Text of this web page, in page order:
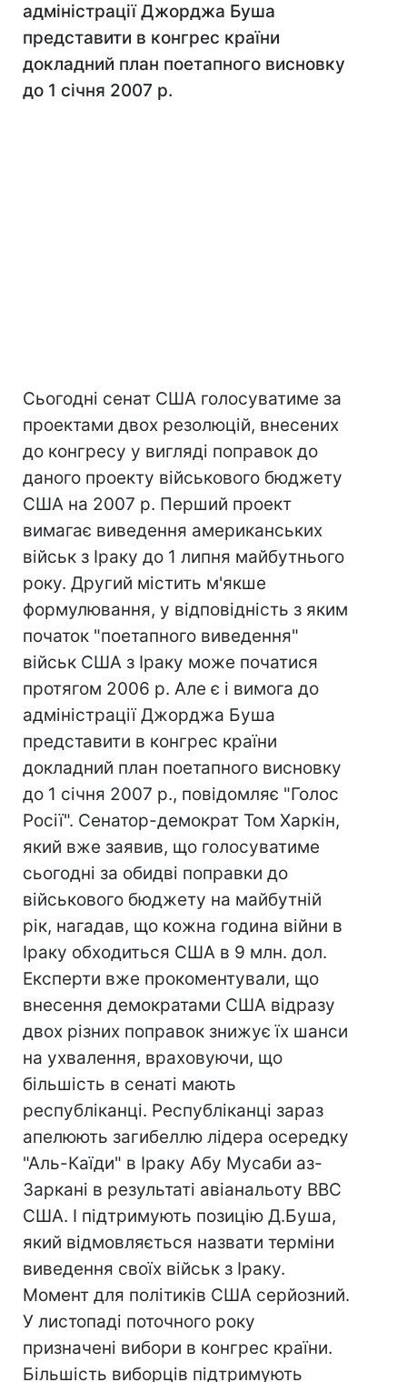
адміністрації Джорджа Буша
представити в конгрес країни
докладний план поетапного висновку
до 1 січня 2007 р.
Сьогодні сенат США голосуватиме за
проектами двох резолюцій, внесених
до конгресу у вигляді поправок до
даного проекту військового бюджету
США на 2007 р. Перший проект
вимагає виведення американських
військ з Іраку до 1 липня майбутнього
року. Другий містить м'якше
формулювання, у відповідність з яким
початок "поетапного виведення"
військ США з Іраку може початися
протягом 2006 р. Але є і вимога до
адміністрації Джорджа Буша
представити в конгрес країни
докладний план поетапного висновку
до 1 січня 2007 р., повідомляє "Голос
Росії". Сенатор-демократ Том Харкін,
який вже заявив, що голосуватиме
сьогодні за обидві поправки до
військового бюджету на майбутній
рік, нагадав, що кожна година війни в
Іраку обходиться США в 9 млн. дол.
Експерти вже прокоментували, що
внесення демократами США відразу
двох різних поправок знижує їх шанси
на ухвалення, враховуючи, що
більшість в сенаті мають
республіканці. Республіканці зараз
апелюють загибеллю лідера осередку
"Аль-Каїди" в Іраку Абу Мусаби аз-
Заркані в результаті авіанальоту ВВС
США. І підтримують позицію Д.Буша,
який відмовляється назвати терміни
виведення своїх військ з Іраку.
Момент для політиків США серйозний.
У листопаді поточного року
призначені вибори в конгрес країни.
Більшість виборців підтримують